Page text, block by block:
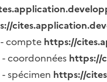
compte https://
coordonnées https://
spécimen https://